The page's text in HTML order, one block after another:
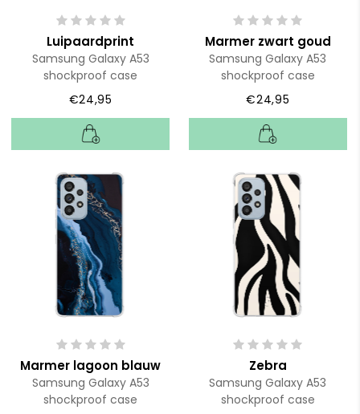
Luipaardprint
Samsung Galaxy A53
shockproof case
€24,95
Marmer zwart goud
Samsung Galaxy A53
shockproof case
€24,95
Marmer lagoon blauw
Samsung Galaxy A53
shockproof case
Zebra
Samsung Galaxy A53
shockproof case